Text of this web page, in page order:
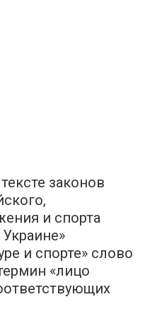
законов
и спорта
и спорте» слово
«лицо